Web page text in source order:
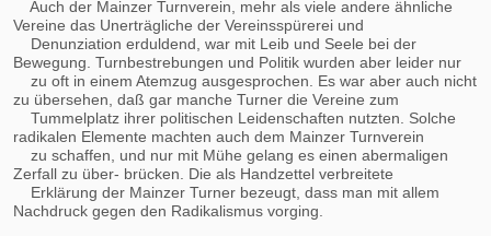
Auch der Mainzer Turnverein, mehr als viele andere ähnliche
Vereine das Unerträgliche der Vereinsspürerei und
Denunziation erduldend, war mit Leib und Seele bei der
Bewegung. Turnbestrebungen und Politik wurden aber leider nur
zu oft in einem Atemzug ausgesprochen. Es war aber auch nicht
zu übersehen, daß gar manche Turner die Vereine zum
Tummelplatz ihrer politischen Leidenschaften nutzten. Solche
radikalen Elemente machten auch dem Mainzer Turnverein
zu schaffen, und nur mit Mühe gelang es einen abermaligen
Zerfall zu über- brücken. Die als Handzettel verbreitete
Erklärung der Mainzer Turner bezeugt, dass man mit allem
Nachdruck gegen den Radikalismus vorging.